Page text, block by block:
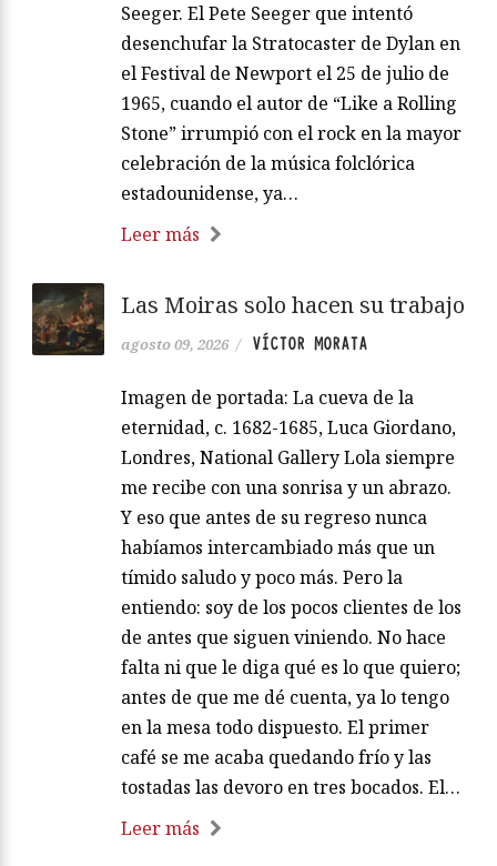
Seeger. El Pete Seeger que intentó
desenchufar la Stratocaster de Dylan en
el Festival de Newport el 25 de julio de
1965, cuando el autor de “Like a Rolling
Stone” irrumpió con el rock en la mayor
celebración de la música folclórica
estadounidense, ya…
Leer más
Las Moiras solo hacen su trabajo
agosto 09, 2026 / VÍCTOR MORATA
Imagen de portada: La cueva de la
eternidad, c. 1682-1685, Luca Giordano,
Londres, National Gallery Lola siempre
me recibe con una sonrisa y un abrazo.
Y eso que antes de su regreso nunca
habíamos intercambiado más que un
tímido saludo y poco más. Pero la
entiendo: soy de los pocos clientes de los
de antes que siguen viniendo. No hace
falta ni que le diga qué es lo que quiero;
antes de que me dé cuenta, ya lo tengo
en la mesa todo dispuesto. El primer
café se me acaba quedando frío y las
tostadas las devoro en tres bocados. El…
Leer más